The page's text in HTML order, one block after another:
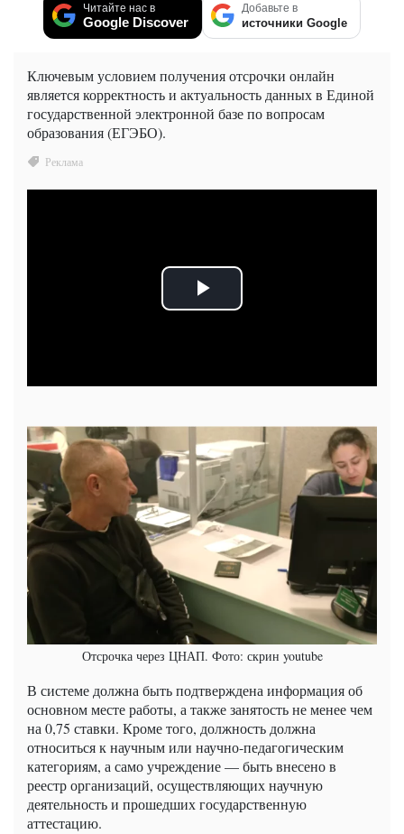
Читайте нас в
Google Discover
Добавьте в
источники Google
Ключевым условием получения отсрочки онлайн
является корректность и актуальность данных в Единой
государственной электронной базе по вопросам
образования (ЕГЭБО).
Отсрочка через ЦНАП. Фото: скрин youtube
В системе должна быть подтверждена информация об
основном месте работы, а также занятость не менее чем
на 0,75 ставки. Кроме того, должность должна
относиться к научным или научно-педагогическим
категориям, а само учреждение — быть внесено в
реестр организаций, осуществляющих научную
деятельность и прошедших государственную
аттестацию.